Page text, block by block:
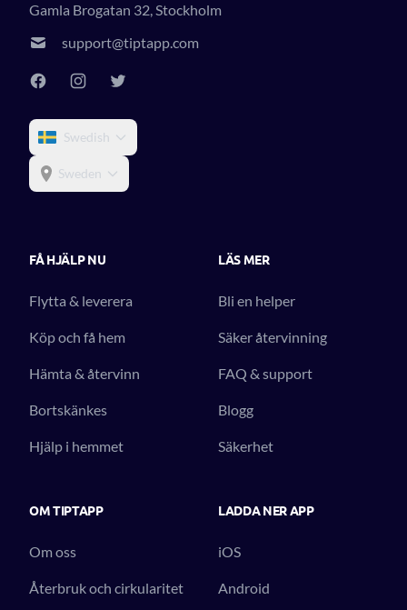
Gamla Brogatan 32, Stockholm
support@tiptapp.com
Swedish
Sweden
FÅ HJÄLP NU
Flytta & leverera
Köp och få hem
Hämta & återvinn
Bortskänkes
Hjälp i hemmet
LÄS MER
Bli en helper
Säker återvinning
FAQ & support
Blogg
Säkerhet
OM TIPTAPP
Om oss
Återbruk och cirkularitet
LADDA NER APP
iOS
Android